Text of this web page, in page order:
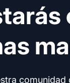
comunidad